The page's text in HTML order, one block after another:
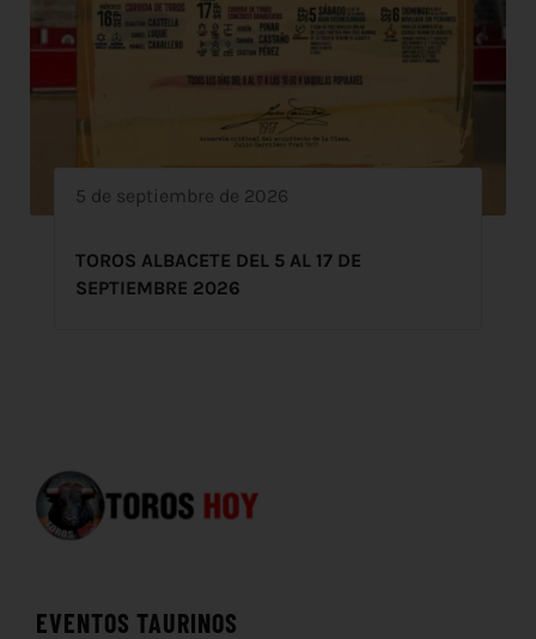
5 de septiembre de 2026
TOROS ALBACETE DEL 5 AL 17 DE
SEPTIEMBRE 2026
EVENTOS TAURINOS